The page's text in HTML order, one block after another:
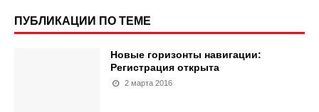
ПУБЛИКАЦИИ ПО ТЕМЕ
Новые горизонты навигации:
Регистрация открыта
2 марта 2016